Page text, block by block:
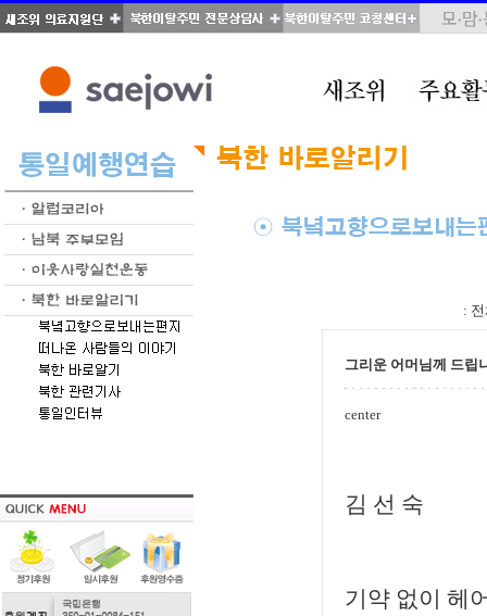
:
그리운 어머님께 드립
center
김 선 숙
기약 없이 헤